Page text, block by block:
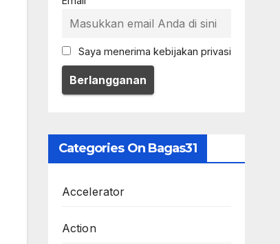
Saya menerima kebijakan privasi
Categories On Bagas31
Accelerator
Action